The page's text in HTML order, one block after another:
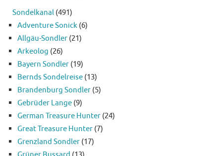
Sondelkanal (491)
Adventure Sonick (6)
Allgäu-Sondler (21)
Arkeolog (26)
Bayern Sondler (19)
Bernds Sondelreise (13)
Brandenburg Sondler (5)
Gebrüder Lange (9)
German Treasure Hunter (24)
Great Treasure Hunter (7)
Grenzland Sondler (17)